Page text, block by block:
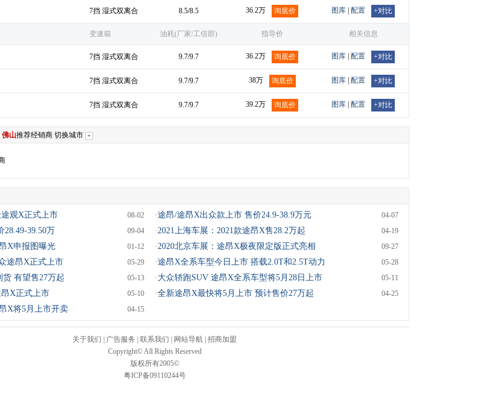
7挡 湿式双离合 8.5/8.5 36.2万 询底价 图库 配置 +对比
变速箱 油耗(厂家/工信部) 指导价 相关信息
7挡 湿式双离合 9.7/9.7 36.2万 询底价 图库 配置 +对比
7挡 湿式双离合 9.7/9.7 38万 询底价 图库 配置 +对比
7挡 湿式双离合 9.7/9.7 39.2万 询底价 图库 配置 +对比
佛山推荐经销商 切换城市
途观X正式上市 08-02 ·途昂/途昂X出众款上市 售价24.9-38.9万元 04-07
28.49-39.50万 09-04 ·2021上海车展：2021款途昂X售28.2万起 04-19
X申报图曝光 01-12 ·2020北京车展：途昂X极夜限定版正式亮相 09-27
途昂X正式上市 05-29 ·途昂X全系车型今日上市 搭载2.0T和2.5T动力 05-28
有望售27万起 05-13 · 大众轿跑SUV 途昂X全系车型将5月28日上市 05-11
X正式上市 05-10 ·全新途昂X最快将5月上市 预计售价27万起 04-25
X将5月上市开卖 04-15
关于我们 广告服务 联系我们 网站导航 招商加盟
Copyright© All Rights Reserved
版权所有2005©
粤ICP备09110244号